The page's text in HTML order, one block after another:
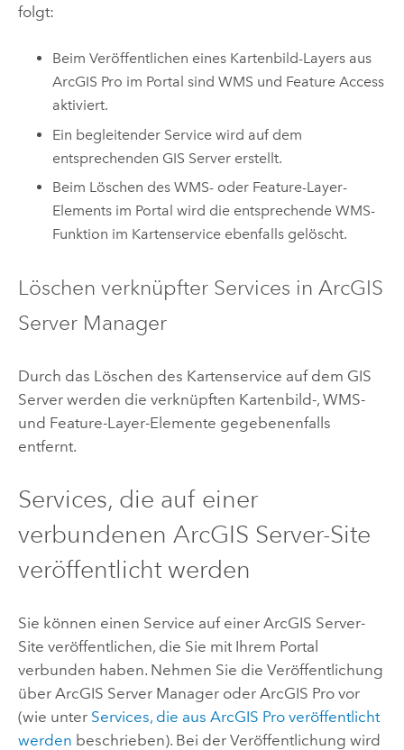
folgt:
Beim Veröffentlichen eines Kartenbild-Layers aus
ArcGIS Pro im Portal sind WMS und Feature Access
aktiviert.
Ein begleitender Service wird auf dem
entsprechenden GIS Server erstellt.
Beim Löschen des WMS- oder Feature-Layer-
Elements im Portal wird die entsprechende WMS-
Funktion im Kartenservice ebenfalls gelöscht.
Löschen verknüpfter Services in ArcGIS
Server Manager
Durch das Löschen des Kartenservice auf dem GIS
Serverwerden die verknüpften Kartenbild-, WMS-
und Feature-Layer-Elemente gegebenenfalls
entfernt.
Services, die auf einer
verbundenen ArcGIS Server-Site
veröffentlicht werden
Sie können einen Service auf einer ArcGIS Server-
Site veröffentlichen, die Sie mit Ihrem Portal
verbunden haben. Nehmen Sie die Veröffentlichung
über ArcGIS Server Manageroder ArcGIS Provor
(wie unter Services, die aus ArcGIS Proveröffentlicht
werden beschrieben).Bei der Veröffentlichung wird